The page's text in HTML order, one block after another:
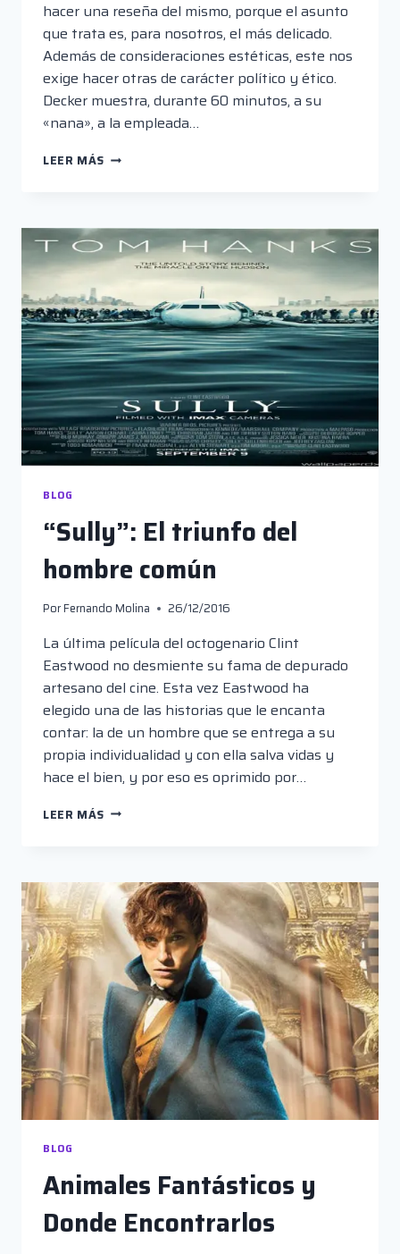
hacer una reseña del mismo, porque el asunto
que trata es, para nosotros, el más delicado.
Además de consideraciones estéticas, este nos
exige hacer otras de carácter político y ético.
Decker muestra, durante 60 minutos, a su
«nana», a la empleada…
LEER MÁS MICRORESEÑAS:
BLOG
“Sully”: El triunfo del
hombre común
PorFernando Molina 26/12/2016
La última película del octogenario Clint
Eastwood no desmiente su fama de depurado
artesano del cine. Esta vez Eastwood ha
elegido una de las historias que le encanta
contar: la de un hombre que se entrega a su
propia individualidad y con ella salva vidas y
hace el bien, y por eso es oprimido por…
LEER MÁS “SULLY”:
HOMBRE
COMÚN
BLOG
Animales Fantásticos y
Donde Encontrarlos